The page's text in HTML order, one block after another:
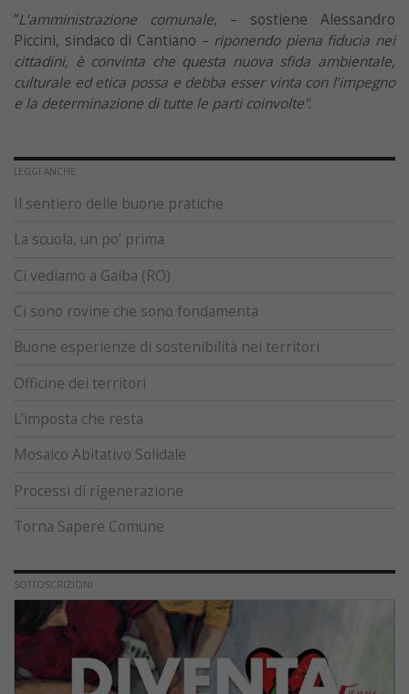
“L’amministrazione comunale, – sostiene Alessandro
Piccini, sindaco di Cantiano – riponendo piena fiducia nei
cittadini, è convinta che questa nuova sfida ambientale,
culturale ed etica possa e debba esser vinta con l’impegno
e la determinazione di tutte le parti coinvolte”.
LEGGI ANCHE
Il sentiero delle buone pratiche
La scuola, un po’ prima
Ci vediamo a Gaiba (RO)
Ci sono rovine che sono fondamenta
Buone esperienze di sostenibilità nei territori
Officine dei territori
L’imposta che resta
Mosaico Abitativo Solidale
Processi di rigenerazione
Torna Sapere Comune
SOTTOSCRIZIONI